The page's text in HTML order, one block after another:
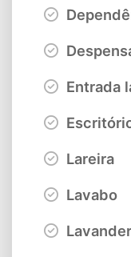
Entrada
Lareira
Lavabo